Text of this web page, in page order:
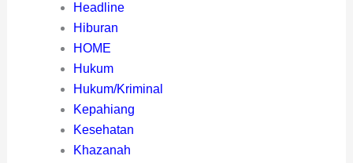
Headline
Hiburan
HOME
Hukum
Hukum/Kriminal
Kepahiang
Kesehatan
Khazanah